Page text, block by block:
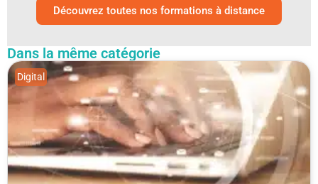
Découvrez toutes nos formations à distance
Dans la même catégorie
Digital